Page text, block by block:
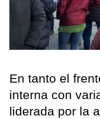
En tanto el
interna con
liderada por la